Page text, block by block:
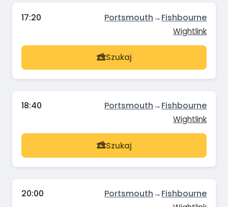
17:20 Portsmouth→Fishbourne
Wightlink
Szukaj
18:40 Portsmouth→Fishbourne
Wightlink
Szukaj
20:00 Portsmouth→Fishbourne